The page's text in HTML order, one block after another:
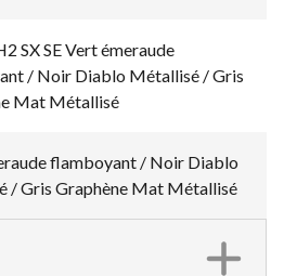
SX SE Vert émeraude
/ Noir Diablo Métallisé / Gris
Mat Métallisé
flamboyant / Noir Diablo
/ Gris Graphène Mat Métallisé